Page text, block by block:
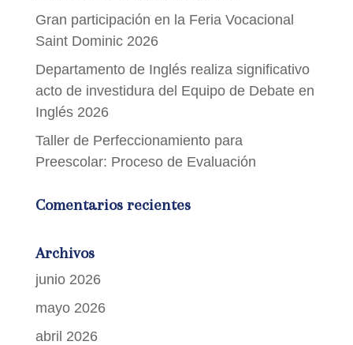
Gran participación en la Feria Vocacional
Saint Dominic 2026
Departamento de Inglés realiza significativo
acto de investidura del Equipo de Debate en
Inglés 2026
Taller de Perfeccionamiento para
Preescolar: Proceso de Evaluación
Comentarios recientes
Archivos
junio 2026
mayo 2026
abril 2026